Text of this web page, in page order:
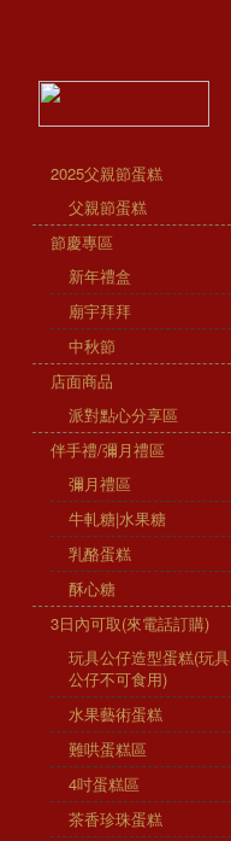
2025父親節蛋糕
父親節蛋糕
節慶專區
新年禮盒
廟宇拜拜
中秋節
店面商品
派對點心分享區
伴手禮/彌月禮區
彌月禮區
牛軋糖|水果糖
乳酪蛋糕
酥心糖
3日內可取(來電話訂購)
玩具公仔造型蛋糕(玩具
公仔不可食用)
水果藝術蛋糕
難哄蛋糕區
4吋蛋糕區
茶香珍珠蛋糕